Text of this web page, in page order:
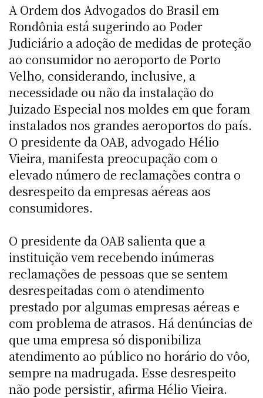
A Ordem dos Advogados do Brasil em
Rondônia está sugerindo ao Poder
Judiciário a adoção de medidas de proteção
ao consumidor no aeroporto de Porto
Velho, considerando, inclusive, a
necessidade ou não da instalação do
Juizado Especial nos moldes em que foram
instalados nos grandes aeroportos do país.
O presidente da OAB, advogado Hélio
Vieira, manifesta preocupação com o
elevado número de reclamações contra o
desrespeito da empresas aéreas aos
consumidores.
O presidente da OAB salienta que a
instituição vem recebendo inúmeras
reclamações de pessoas que se sentem
desrespeitadas com o atendimento
prestado por algumas empresas aéreas e
com problema de atrasos. Há denúncias de
que uma empresa só disponibiliza
atendimento ao público no horário do vôo,
sempre na madrugada. Esse desrespeito
não pode persistir, afirma Hélio Vieira.